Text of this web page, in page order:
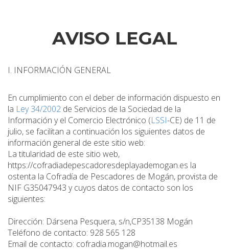
AVISO LEGAL
I. INFORMACIÓN GENERAL
En cumplimiento con el deber de información dispuesto en
la Ley 34/2002 de Servicios de la Sociedad de la
Información y el Comercio Electrónico (LSSI-CE) de 11 de
julio, se facilitan a continuación los siguientes datos de
información general de este sitio web:
La titularidad de este sitio web,
https://cofradiadepescadoresdeplayademogan.es la
ostenta la Cofradía de Pescadores de Mogán, provista de
NIF G35047943 y cuyos datos de contacto son los
siguientes:
Dirección: Dársena Pesquera, s/n,CP35138 Mogán
Teléfono de contacto: 928 565 128
Email de contacto: cofradia.mogan@hotmail.es